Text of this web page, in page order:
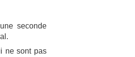
seconde
ne sont pas